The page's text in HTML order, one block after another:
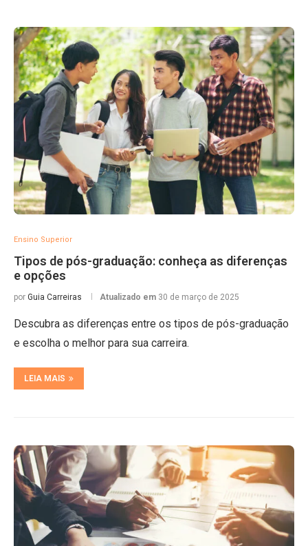
Ensino Superior
Tipos de pós-graduação: conheça as diferenças
e opções
por Guia Carreiras Atualizado em 30 de março de 2025
Descubra as diferenças entre os tipos de pós-graduação
e escolha o melhor para sua carreira.
LEIA MAIS